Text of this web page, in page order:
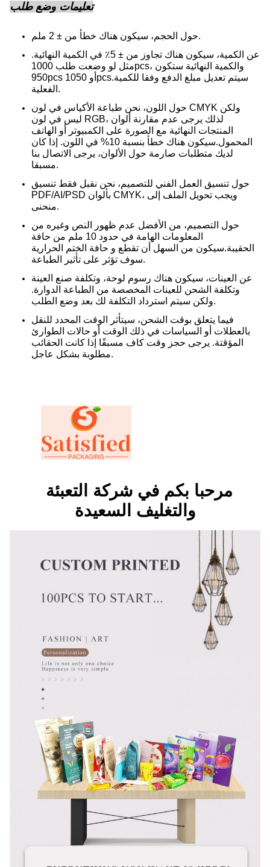
تعليمات وضع طلب
حول الحجم، سيكون هناك خطأ من ± 2 ملم.
عن الكمية، سيكون هناك تجاوز من ± 5٪ في الكمية النهائية.
مثل لو وضعت طلب 1000pcs، والكمية النهائية ستكون
950pcs أو 1050pcs.سيتم تعديل مبلغ الدفع وفقا للكمية
الفعلية.
حول اللون، نحن طباعة الأكياس في لون CMYK ولكن
ليس في لون RGB، لذلك يرجى عدم مقارنة ألوان
المنتجات النهائية مع الصورة على الكمبيوتر أو الهاتف
المحمول.
سيكون هناك خطأ بنسبة 10% في اللون. إذا كان
لديك متطلبات صارمة حول الألوان، يرجى الاتصال بنا
مسبقا.
حول تنسيق العمل الفني للتصميم، نحن نقبل فقط تنسيق
PDF/AI/PSD بألوان CMYK، ويجب تحويل الملف إلى
منحنى.
حول التصميم، من الأفضل عدم ظهور النص وغيره من
المعلومات الهامة في حدود 10 ملم من حافة
الحقيبة.سيكون من السهل أن تقطع و حافة الختم الحرارية
سوف تؤثر على تأثير الطباعة.
عن العينات، سيكون هناك رسوم لوحة، وتكلفة صنع العينة
وتكلفة الشحن للعينات المخصصة من الطباعة الدوارة.
ولكن سيتم استرداد التكلفة لك بعد وضع الطلب.
فيما يتعلق بوقت الشحن، سيتأثر الوقت المحدد للنقل
بالعطلات أو السياسات في ذلك الوقت أو حالات الطوارئ
المؤقتة. يرجى حجز وقت كاف مسبقًا إذا كانت الحقائب
مطلوبة بشكل عاجل.
مرحبا بكم في شركة التعبئة
والتغليف السعيدة